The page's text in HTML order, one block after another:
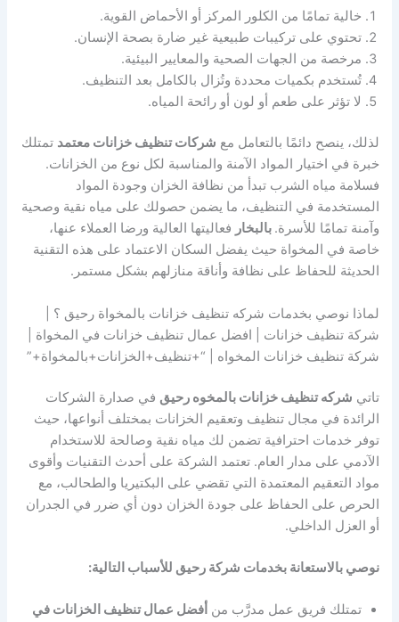
خالية تمامًا من الكلور المركز أو الأحماض القوية.
تحتوي على تركيبات طبيعية غير ضارة بصحة الإنسان.
مرخصة من الجهات الصحية والمعايير البيئية.
تُستخدم بكميات محددة وتُزال بالكامل بعد التنظيف.
لا تؤثر على طعم أو لون أو رائحة المياه.
لذلك، ينصح دائمًا بالتعامل مع شركات تنظيف خزانات معتمد تمتلك
خبرة في اختيار المواد الآمنة والمناسبة لكل نوع من الخزانات.
فسلامة مياه الشرب تبدأ من نظافة الخزان وجودة المواد
المستخدمة في التنظيف، ما يضمن حصولك على مياه نقية وصحية
وآمنة تمامًا للأسرة. بالبخار فعاليتها العالية ورضا العملاء عنها،
خاصة في المخواة حيث يفضل السكان الاعتماد على هذه التقنية
الحديثة للحفاظ على نظافة وأناقة منازلهم بشكل مستمر.
لماذا نوصي بخدمات شركه تنظيف خزانات بالمخواة رحيق ؟ |
شركة تنظيف خزانات | افضل عمال تنظيف خزانات في المخواة |
شركة تنظيف خزانات المخواه | “+تنظيف+الخزانات+بالمخواة+”
تاتي شركه تنظيف خزانات بالمخوه رحيق في صدارة الشركات
الرائدة في مجال تنظيف وتعقيم الخزانات بمختلف أنواعها، حيث
توفر خدمات احترافية تضمن لك مياه نقية وصالحة للاستخدام
الآدمي على مدار العام. تعتمد الشركة على أحدث التقنيات وأقوى
مواد التعقيم المعتمدة التي تقضي على البكتيريا والطحالب، مع
الحرص على الحفاظ على جودة الخزان دون أي ضرر في الجدران
أو العزل الداخلي.
نوصي بالاستعانة بخدمات شركة رحيق للأسباب التالية:
تمتلك فريق عمل مدرَّب من أفضل عمال تنظيف الخزانات في